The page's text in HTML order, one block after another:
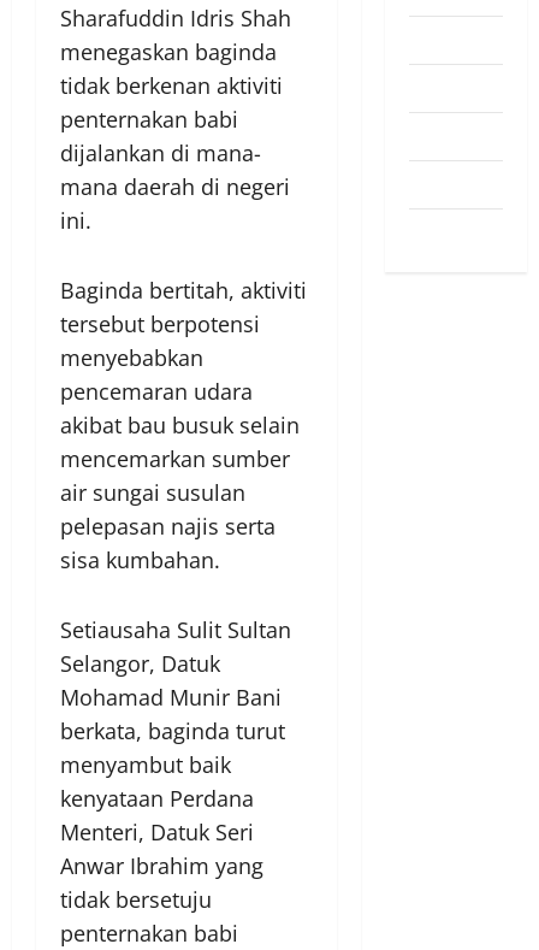
Sharafuddin Idris Shah
menegaskan baginda
tidak berkenan aktiviti
penternakan babi
dijalankan di mana-
mana daerah di negeri
ini.
Baginda bertitah, aktiviti
tersebut berpotensi
menyebabkan
pencemaran udara
akibat bau busuk selain
mencemarkan sumber
air sungai susulan
pelepasan najis serta
sisa kumbahan.
Setiausaha Sulit Sultan
Selangor, Datuk
Mohamad Munir Bani
berkata, baginda turut
menyambut baik
kenyataan Perdana
Menteri, Datuk Seri
Anwar Ibrahim yang
tidak bersetuju
penternakan babi